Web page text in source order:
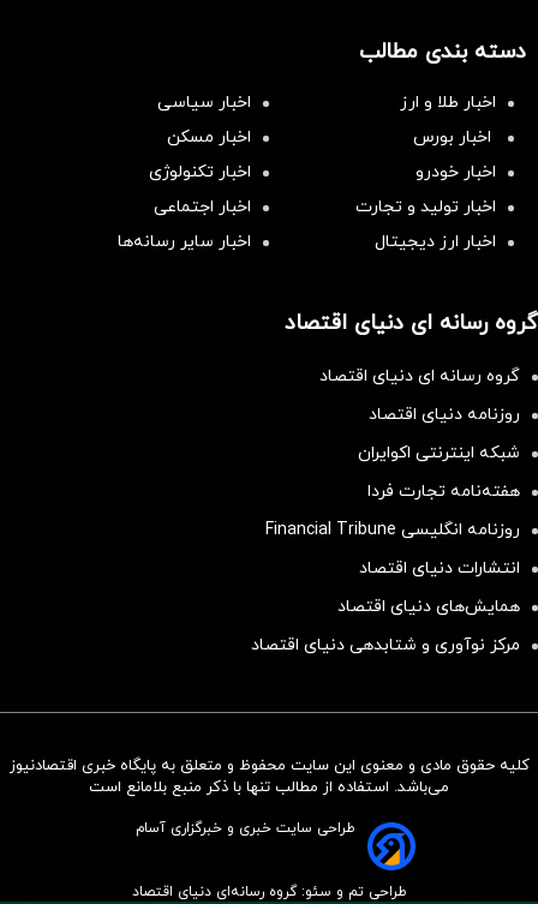
سرمایه‌گذاری همسنگ با شاخص
دسته بندی مطالب
اخبار طلا و ارز
اخبار سیاسی
اخبار بورس
اخبار مسکن
اخبار خودرو
اخبار تکنولوژی
اخبار تولید و تجارت
اخبار اجتماعی
اخبار ارز دیجیتال
اخبار سایر رسانه‌‌ها
گروه رسانه ای دنیای اقتصاد
گروه رسانه ای دنیای اقتصاد
روزنامه دنیای اقتصاد
شبکه اینترنتی اکوایران
هفته‌نامه تجارت فردا
روزنامه انگلیسی Financial Tribune
انتشارات دنیای اقتصاد
همایش‌های دنیای اقتصاد
مرکز نوآوری و شتابدهی دنیای اقتصاد
کلیه حقوق مادی و معنوی این سایت محفوظ و متعلق به پایگاه خبری اقتصادنیوز
می‌باشد. استفاده از مطالب تنها با ذکر منبع بلامانع است
طراحی سایت خبری و خبرگزاری آسام
طراحی تم و سئو: گروه رسانه‌ای دنیای اقتصاد